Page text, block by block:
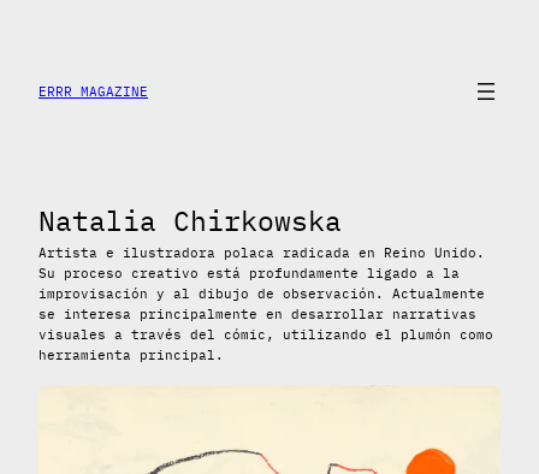
contenido
ERRR MAGAZINE
Natalia Chirkowska
Artista e ilustradora polaca radicada en Reino Unido.
Su proceso creativo está profundamente ligado a la
improvisación y al dibujo de observación. Actualmente
se interesa principalmente en desarrollar narrativas
visuales a través del cómic, utilizando el plumón como
herramienta principal.